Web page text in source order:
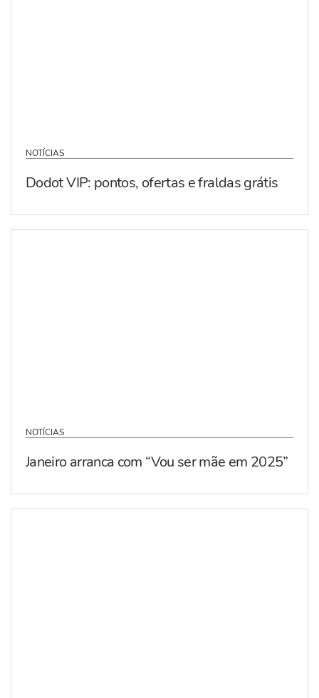
NOTÍCIAS
Dodot VIP: pontos, ofertas e fraldas grátis
NOTÍCIAS
Janeiro arranca com “Vou ser mãe em 2025”